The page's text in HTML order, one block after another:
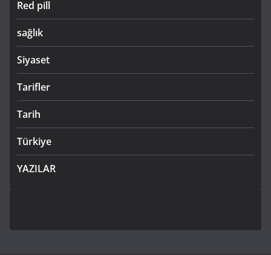
Red pill
sağlık
Siyaset
Tarifler
Tarih
Türkiye
YAZILAR